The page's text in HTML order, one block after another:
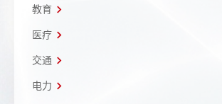
教育
医疗
交通
电力